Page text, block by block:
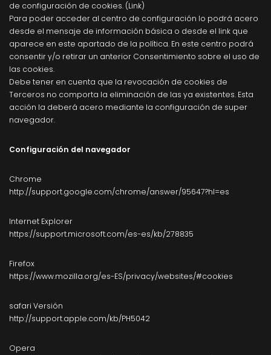
de configuración de cookies. (Link)
Para poder acceder al centro de configuración lo podrá acero
desde el mensaje de información básica o desde el link que
aparece en este apartado de la política. En este centro podrá
consentir y/o retirar un anterior Consentimiento sobre el uso de
las cookies.
Debe tener en cuenta que la revocación de cookies de
Terceros no comporta la eliminación de las ya existentes. Esta
acción la deberá acero mediante la configuración de super
navegador.
Configuración del navegador
Chrome
http://support.google.com/chrome/answer/95647?hl=es
Internet Explorer
https://support.microsoft.com/es-es/kb/278835
Firefox
https://www.mozilla.org/es-ES/privacy/websites/#cookies
safari Versión
http://support.apple.com/kb/PH5042
Opera